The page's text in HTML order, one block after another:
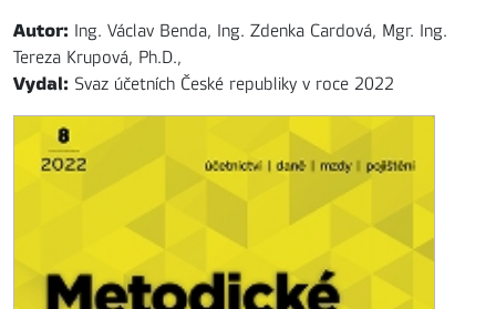
Autor: Ing. Václav Benda, Ing. Zdenka Cardová, Mgr. Ing.
Tereza Krupová, Ph.D.,
Vydal: Svaz účetních České republiky v roce 2022